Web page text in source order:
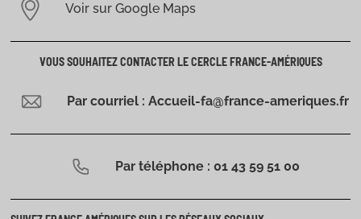
Voir sur Google Maps
VOUS SOUHAITEZ CONTACTER LE CERCLE FRANCE-AMÉRIQUES
Par courriel : Accueil-fa@france-ameriques.fr
Par téléphone : 01 43 59 51 00